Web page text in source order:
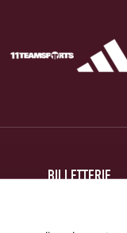
BILLETTERIE